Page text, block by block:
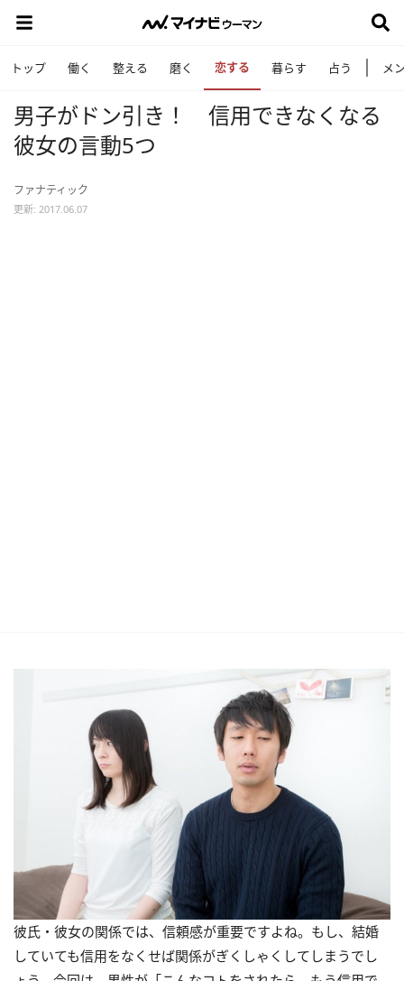
トップ 働く 整える 磨く 恋する 暮らす 占う メ
男子がドン引き！ 信用できなくなる
彼女の言動5つ
ファナティック
更新: 2017.06.07
彼氏・彼女の関係では、信頼感が重要ですよね。もし、結婚
していても信用をなくせば関係がぎくしゃくしてしまうでし